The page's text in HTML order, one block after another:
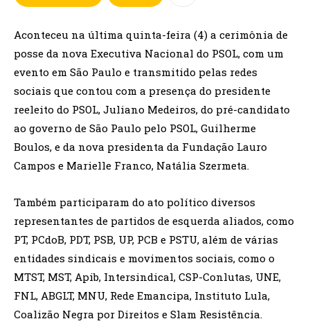
Aconteceu na última quinta-feira (4) a cerimônia de
posse da nova Executiva Nacional do PSOL, com um
evento em São Paulo e transmitido pelas redes
sociais que contou com a presença do presidente
reeleito do PSOL, Juliano Medeiros, do pré-candidato
ao governo de São Paulo pelo PSOL, Guilherme
Boulos, e da nova presidenta da Fundação Lauro
Campos e Marielle Franco, Natália Szermeta.
Também participaram do ato político diversos
representantes de partidos de esquerda aliados, como
PT, PCdoB, PDT, PSB, UP, PCB e PSTU, além de várias
entidades sindicais e movimentos sociais, como o
MTST, MST, Apib, Intersindical, CSP-Conlutas, UNE,
FNL, ABGLT, MNU, Rede Emancipa, Instituto Lula,
Coalizão Negra por Direitos e Slam Resistência.